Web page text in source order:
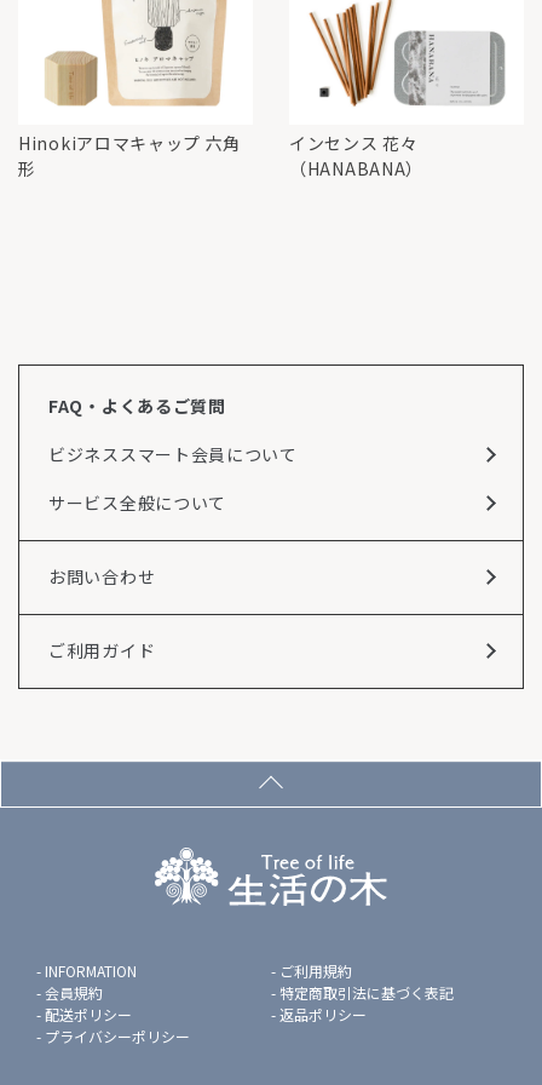
Hinokiアロマキャップ 六角
形
インセンス 花々
（HANABANA）
FAQ・よくあるご質問
ビジネススマート会員について
サービス全般について
お問い合わせ
ご利用ガイド
INFORMATION
ご利用規約
会員規約
特定商取引法に基づく表記
配送ポリシー
返品ポリシー
プライバシーポリシー